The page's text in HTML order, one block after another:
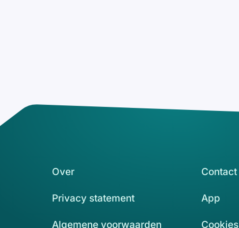
Over Contact
Privacy statement App
Algemene voorwaarden Cookies